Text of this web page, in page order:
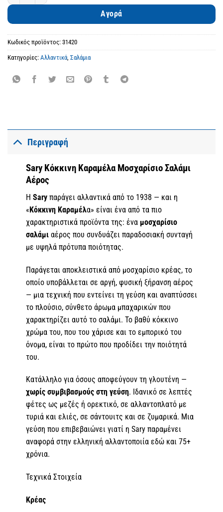
Αγορά
Κωδικός προϊόντος: 31420
Κατηγορίες: Αλλαντικά, Σαλάμια
Περιγραφή
Sary Κόκκινη Καραμέλα Μοσχαρίσιο Σαλάμι
Αέρος
Η Saryπαράγει αλλαντικά από το 1938 — και η
«Κόκκινη Καραμέλα» είναι ένα από τα πιο
χαρακτηριστικά προϊόντα της: ένα μοσχαρίσιο
σαλάμιαέρος που συνδυάζει παραδοσιακή συνταγή
με υψηλά πρότυπα ποιότητας.
Παράγεται αποκλειστικά από μοσχαρίσιο κρέας, το
οποίο υποβάλλεται σε αργή, φυσική ξήρανση αέρος
— μια τεχνική που εντείνει τη γεύση και αναπτύσσει
το πλούσιο, σύνθετο άρωμα μπαχαρικών που
χαρακτηρίζει αυτό το σαλάμι. Το βαθύ κόκκινο
χρώμα του, που του χάρισε και το εμπορικό του
όνομα, είναι το πρώτο που προδίδει την ποιότητά
του.
Κατάλληλο για όσους αποφεύγουν τη γλουτένη —
χωρίς συμβιβασμούς στη γεύση. Ιδανικό σε λεπτές
φέτες ως μεζές ή ορεκτικό, σε αλλαντοπλατό με
τυριά και ελιές, σε σάντουιτς και σε ζυμαρικά. Μια
γεύση που επιβεβαιώνει γιατί η Sary παραμένει
αναφορά στην ελληνική αλλαντοποιία εδώ και 75+
χρόνια.
Τεχνικά Στοιχεία
Κρέας